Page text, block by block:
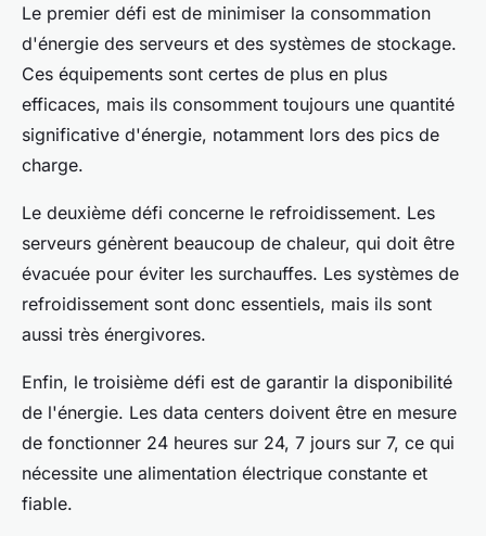
Le premier défi est de minimiser la consommation
d'énergie des serveurs et des systèmes de stockage.
Ces équipements sont certes de plus en plus
efficaces, mais ils consomment toujours une quantité
significative d'énergie, notamment lors des pics de
charge.
Le deuxième défi concerne le refroidissement. Les
serveurs génèrent beaucoup de chaleur, qui doit être
évacuée pour éviter les surchauffes. Les systèmes de
refroidissement sont donc essentiels, mais ils sont
aussi très énergivores.
Enfin, le troisième défi est de garantir la disponibilité
de l'énergie. Les data centers doivent être en mesure
de fonctionner 24 heures sur 24, 7 jours sur 7, ce qui
nécessite une alimentation électrique constante et
fiable.